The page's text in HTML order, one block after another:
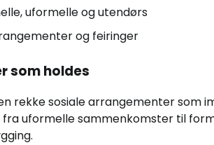
uformelle og utendørs
og feiringer
som holdes
rekke sosiale arrangementer som
uformelle sammenkomster til